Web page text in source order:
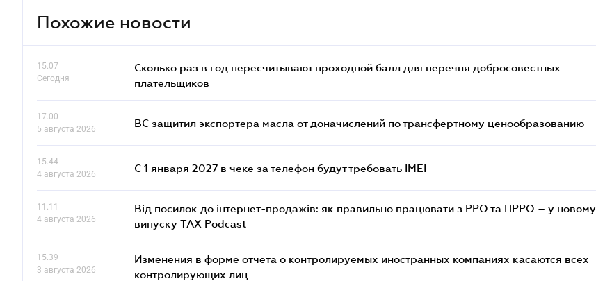
Похожие новости
15.07
Сегодня
Сколько раз в год пересчитывают проходной балл для перечня добросовестных
плательщиков
17.00
5 августа 2026
ВС защитил экспортера масла от доначислений по трансфертному ценообразованию
15.44
4 августа 2026
С 1 января 2027 в чеке за телефон будут требовать IMEI
11.11
4 августа 2026
Від посилок до інтернет-продажів: як правильно працювати з РРО та ПРРО – у новому
випуску TAX Podcast
15.39
3 августа 2026
Изменения в форме отчета о контролируемых иностранных компаниях касаются всех
контролирующих лиц